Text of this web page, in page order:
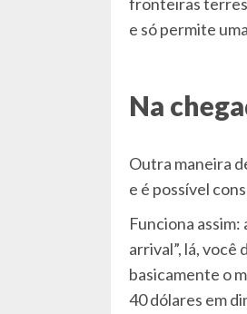
fronteiras
e só permite
Na
Outra maneira
e é possível
Funciona assim:
arrival”, lá,
basicamente o
40 dólares em